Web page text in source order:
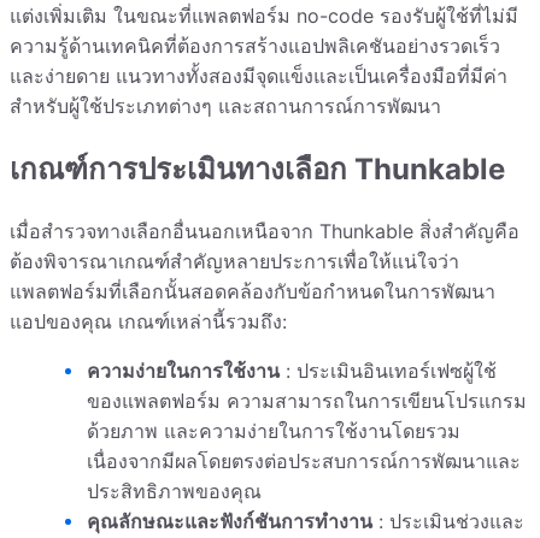
แต่งเพิ่มเติม ในขณะที่แพลตฟอร์ม no-code รองรับผู้ใช้ที่ไม่มี
ความรู้ด้านเทคนิคที่ต้องการสร้างแอปพลิเคชันอย่างรวดเร็ว
และง่ายดาย แนวทางทั้งสองมีจุดแข็งและเป็นเครื่องมือที่มีค่า
สำหรับผู้ใช้ประเภทต่างๆ และสถานการณ์การพัฒนา
เกณฑ์การประเมินทางเลือก Thunkable
เมื่อสำรวจทางเลือกอื่นนอกเหนือจาก Thunkable สิ่งสำคัญคือ
ต้องพิจารณาเกณฑ์สำคัญหลายประการเพื่อให้แน่ใจว่า
แพลตฟอร์มที่เลือกนั้นสอดคล้องกับข้อกำหนดในการพัฒนา
แอปของคุณ เกณฑ์เหล่านี้รวมถึง:
ความง่ายในการใช้งาน: ประเมินอินเทอร์เฟซผู้ใช้
ของแพลตฟอร์ม ความสามารถในการเขียนโปรแกรม
ด้วยภาพ และความง่ายในการใช้งานโดยรวม
เนื่องจากมีผลโดยตรงต่อประสบการณ์การพัฒนาและ
ประสิทธิภาพของคุณ
คุณลักษณะและฟังก์ชันการทำงาน: ประเมินช่วงและ